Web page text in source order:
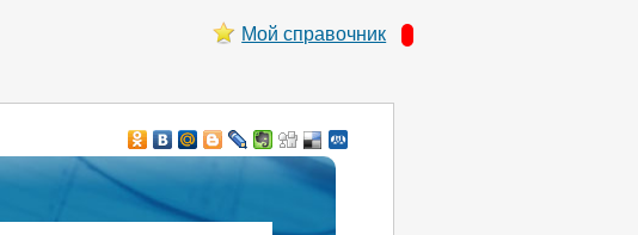
Мой справочник